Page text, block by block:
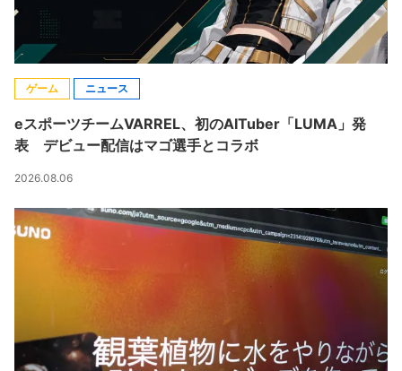
ゲーム ニュース
eスポーツチームVARREL、初のAITuber「LUMA」発
表 デビュー配信はマゴ選手とコラボ
2026.08.06